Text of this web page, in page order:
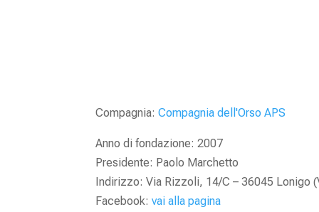
Compagnia:Compagnia dell'Orso APS
Anno di fondazione: 2007
Presidente: Paolo Marchetto
Indirizzo: Via Rizzoli, 14/C – 36045 Lonigo
Facebook:vai alla pagina